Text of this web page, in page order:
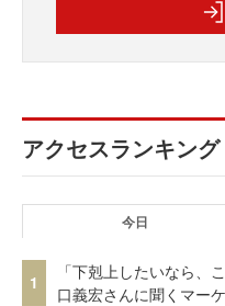
アクセスランキング
今日
1
「下剋上したいなら、
口義宏さんに聞くマー